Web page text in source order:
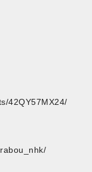
42QY57MX24/